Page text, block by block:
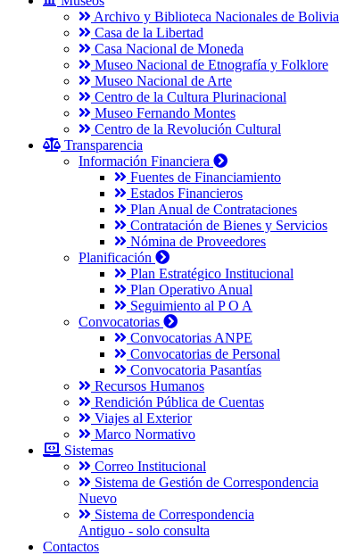
Archivo y Biblioteca Nacionales de Bolivia
Casa de la Libertad
Casa Nacional de Moneda
Museo Nacional de Etnografía y Folklore
Museo Nacional de Arte
Centro de la Cultura Plurinacional
Museo Fernando Montes
Centro de la Revolución Cultural
Transparencia
Información Financiera
Fuentes de Financiamiento
Estados Financieros
Plan Anual de Contrataciones
Contratación de Bienes y Servicios
Nómina de Proveedores
Planificación
Plan Estratégico Institucional
Plan Operativo Anual
Seguimiento al P O A
Convocatorias
Convocatorias ANPE
Convocatorias de Personal
Convocatoria Pasantías
Recursos Humanos
Rendición Pública de Cuentas
Viajes al Exterior
Marco Normativo
Sistemas
Correo Institucional
Sistema de Gestión de Correspondencia
Nuevo
Sistema de Correspondencia
Antiguo - solo consulta
Contactos